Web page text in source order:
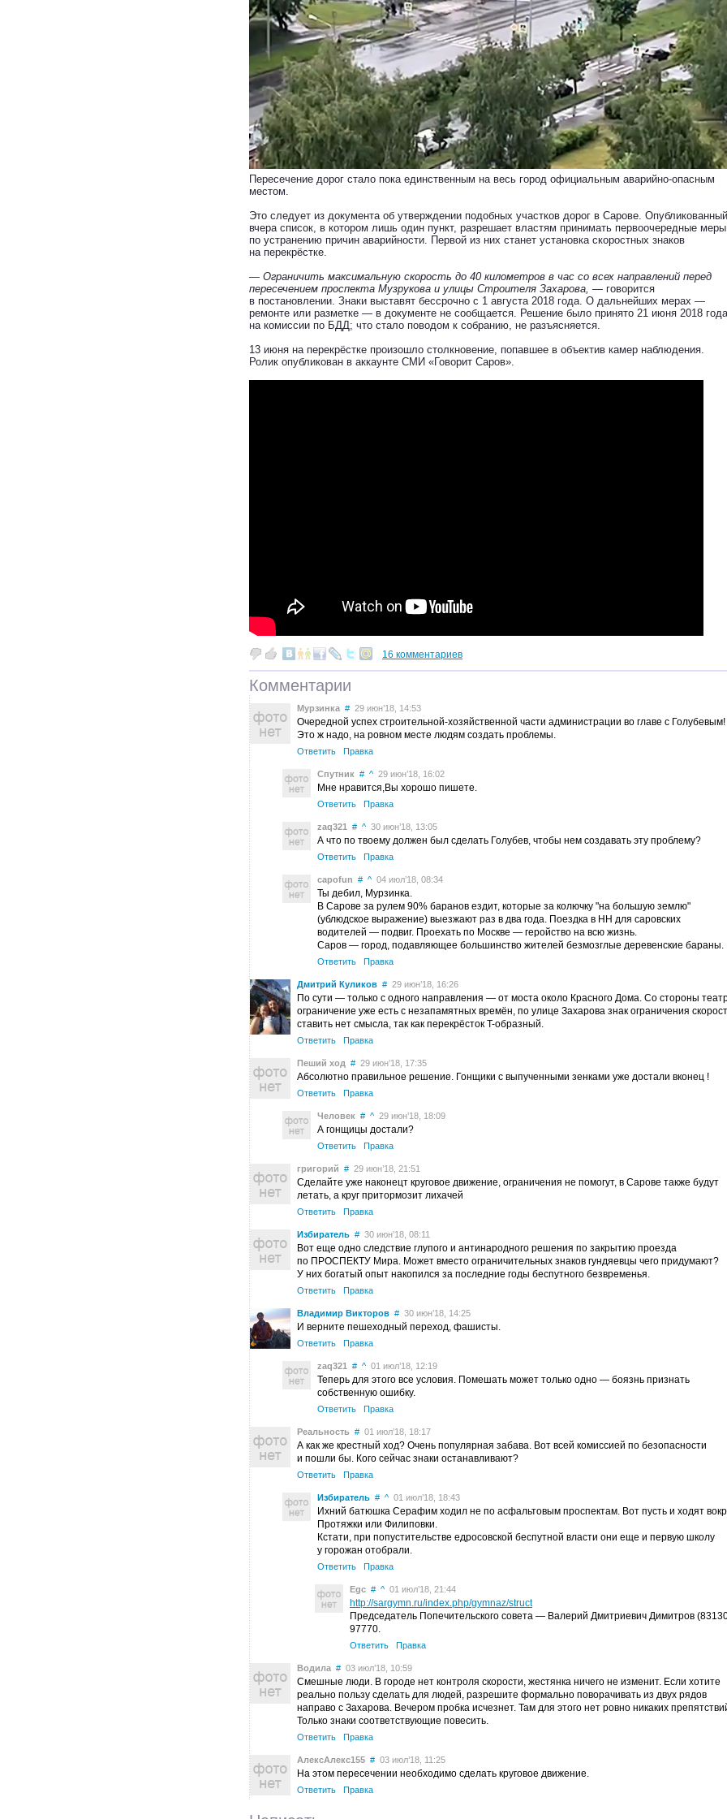
Пересечение дорог стало пока единственным на весь город официальным аварийно-опасным
местом.
Это следует из документа об утверждении подобных участков дорог в Сарове. Опубликованный
вчера список, в котором лишь один пункт, разрешает властям принимать первоочередные меры
по устранению причин аварийности. Первой из них станет установка скоростных знаков
на перекрёстке.
— Ограничить максимальную скорость до 40 километров в час со всех направлений перед
пересечением проспекта Музрукова и улицы Строителя Захарова, — говорится
в постановлении. Знаки выставят бессрочно с 1 августа 2018 года. О дальнейших мерах —
ремонте или разметке — в документе не сообщается. Решение было принято 21 июня 2018 года
на комиссии по БДД; что стало поводом к собранию, не разъясняется.
13 июня на перекрёстке произошло столкновение, попавшее в объектив камер наблюдения.
Ролик опубликован в аккаунте СМИ «Говорит Саров».
16 комментариев
Комментарии
Мурзинка # 29 июн’18, 14:53
Очередной успех строительной-хозяйственной части администрации во главе с Голубевым!
Это ж надо, на ровном месте людям создать проблемы.
Ответить Правка
Спутник # ^ 29 июн’18, 16:02
Мне нравится,Вы хорошо пишете.
Ответить Правка
zaq321 # ^ 30 июн’18, 13:05
А что по твоему должен был сделать Голубев, чтобы нем создавать эту проблему?
Ответить Правка
сароfun # ^ 04 июл’18, 08:34
Ты дебил, Мурзинка.
В Сарове за рулем 90% баранов ездит, которые за колючку "на большую землю"
(ублюдское выражение) выезжают раз в два года. Поездка в НН для саровских
водителей — подвиг. Проехать по Москве — геройство на всю жизнь.
Саров — город, подавляющее большинство жителей безмозглые деревенские бараны.
Ответить Правка
Дмитрий Куликов # 29 июн’18, 16:26
По сути — только с одного направления — от моста около Красного Дома. Со стороны
ограничение уже есть с незапамятных времён, по улице Захарова знак ограничения
ставить нет смысла, так как перекрёсток T-образный.
Ответить Правка
Пеший ход # 29 июн’18, 17:35
Абсолютно правильное решение. Гонщики с выпученными зенками уже достали вконец !
Ответить Правка
Человек # ^ 29 июн’18, 18:09
А гонщицы достали?
Ответить Правка
григорий # 29 июн’18, 21:51
Сделайте уже наконецт круговое движение, ограничения не помогут, в Сарове также будут
летать, а круг притормозит лихачей
Ответить Правка
Избиратель # 30 июн’18, 08:11
Вот еще одно следствие глупого и антинародного решения по закрытию проезда
по ПРОСПЕКТУ Мира. Может вместо ограничительных знаков гундяевцы чего придумают?
У них богатый опыт накопился за последние годы беспутного безвременья.
Ответить Правка
Владимир Викторов # 30 июн’18, 14:25
И верните пешеходный переход, фашисты.
Ответить Правка
zaq321 # ^ 01 июл’18, 12:19
Теперь для этого все условия. Помешать может только одно — боязнь признать
собственную ошибку.
Ответить Правка
Реальность # 01 июл’18, 18:17
А как же крестный ход? Очень популярная забава. Вот всей комиссией по безопасности
и пошли бы. Кого сейчас знаки останавливают?
Ответить Правка
Избиратель # ^ 01 июл’18, 18:43
Ихний батюшка Серафим ходил не по асфальтовым проспектам. Вот пусть и ходят
Протяжки или Филиповки.
Кстати, при попустительстве едросовской беспутной власти они еще и первую школу
у горожан отобрали.
Ответить Правка
Egc # ^ 01 июл’18, 21:44
http://sargymn.ru/index.php/gymnaz/struct
Председатель Попечительского совета — Валерий Дмитриевич Димитров
97770.
Ответить Правка
Водила # 03 июл’18, 10:59
Смешные люди. В городе нет контроля скорости, жестянка ничего не изменит. Если хотите
реально пользу сделать для людей, разрешите формально поворачивать из двух рядов
направо с Захарова. Вечером пробка исчезнет. Там для этого нет ровно никаких
Только знаки соответствующие повесить.
Ответить Правка
АлексАлекс155 # 03 июл’18, 11:25
На этом пересечении необходимо сделать круговое движение.
Ответить Правка